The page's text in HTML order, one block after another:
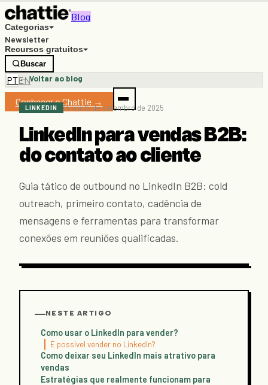
Blog
Categorias
Newsletter
Recursos gratuitos
Buscar
PTEN
Conhecer o Chattie →
← Voltar ao blog
LINKEDIN 14 min15 de setembro de 2025
LinkedIn para vendas B2B:
do contato ao cliente
Guia tático de outbound no LinkedIn B2B: cold
outreach, primeiro contato, cadência de
mensagens e ferramentas para transformar
conexões em reuniões qualificadas.
NESTE ARTIGO
Como usar o LinkedIn para vender?
É possível vender no LinkedIn?
Como deixar seu LinkedIn mais atrativo para
vendas
Estratégias que realmente funcionam para